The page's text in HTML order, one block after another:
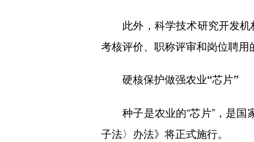
此外，科学技术研究开发机
考核评价、职称评审和岗位聘用
硬核保护做强农业“芯片”
种子是农业的“芯片”，是国
子法〉办法》将正式施行。